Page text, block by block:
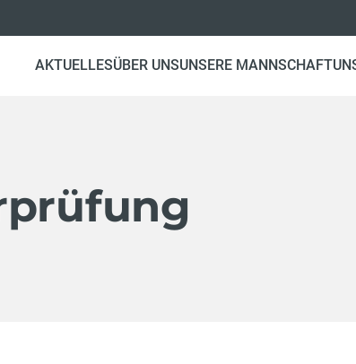
AKTUELLESÜBER UNSUNSERE MANNSCHAFT